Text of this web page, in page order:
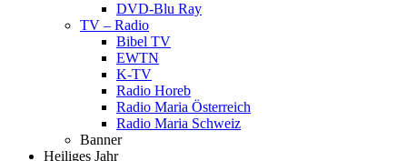
DVD-Blu Ray
TV – Radio
Bibel TV
EWTN
K-TV
Radio Horeb
Radio Maria Österreich
Radio Maria Schweiz
Banner
Heiliges Jahr